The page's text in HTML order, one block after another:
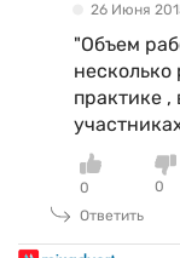
26 Июня
"Объем
практике ,
0
0
Ответить